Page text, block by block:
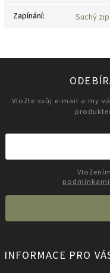
Zapínání: Suchý zip
Vložte svůj e-mail a my
INFORMACE PRO